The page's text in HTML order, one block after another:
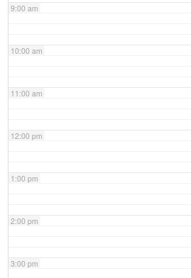
9:00 am
10:00 am
11:00 am
12:00 pm
1:00 pm
2:00 pm
3:00 pm